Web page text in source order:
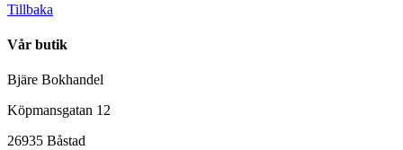
Tillbaka
Vår butik
Bjäre Bokhandel
Köpmansgatan 12
26935 Båstad